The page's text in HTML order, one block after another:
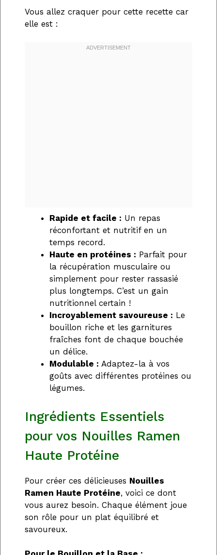
Vous allez craquer pour cette recette car
elle est :
Rapide et facile : Un repas
réconfortant et nutritif en un
temps record.
Haute en protéines : Parfait pour
la récupération musculaire ou
simplement pour rester rassasié
plus longtemps. C’est un gain
nutritionnel certain !
Incroyablement savoureuse : Le
bouillon riche et les garnitures
fraîches font de chaque bouchée
un délice.
Modulable : Adaptez-la à vos
goûts avec différentes protéines ou
légumes.
Ingrédients Essentiels
pour vos Nouilles Ramen
Haute Protéine
Pour créer ces délicieuses Nouilles
Ramen Haute Protéine, voici ce dont
vous aurez besoin. Chaque élément joue
son rôle pour un plat équilibré et
savoureux.